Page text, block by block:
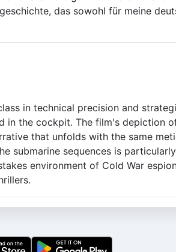
das sowohl für meine
in technical precision and
in the cockpit. The film's depiction
that unfolds with the same
submarine sequences is
environment of Cold War